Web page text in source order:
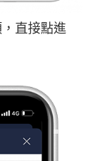
直接點進